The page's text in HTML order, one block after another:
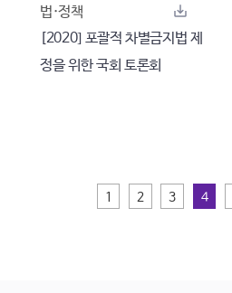
법·정책
[2020] 포괄적 차별금지법 제
정을 위한 국회 토론회
1 2 3 4